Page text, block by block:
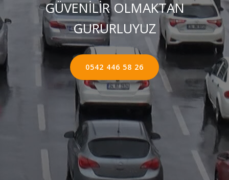
GÜVENİLİR OLMAKTAN
GURURLUYUZ
0542 446 58 26